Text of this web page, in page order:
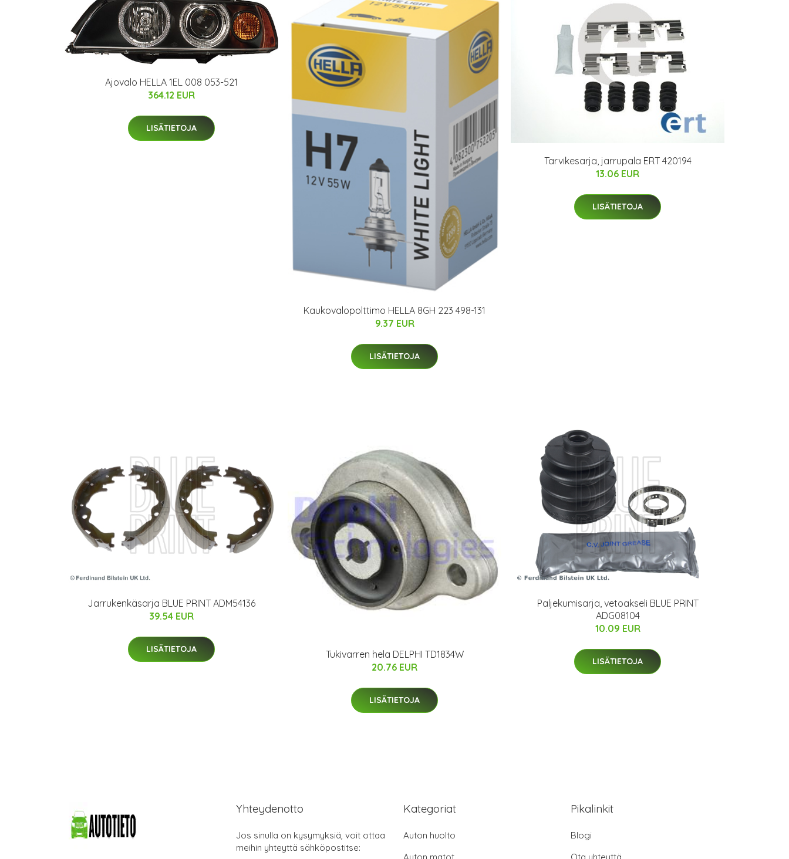
Ajovalo HELLA 1EL 008 053-521
364.12 EUR
LISÄTIETOJA
Kaukovalopolttimo HELLA 8GH 223 498-131
9.37 EUR
LISÄTIETOJA
Tarvikesarja, jarrupala ERT 420194
13.06 EUR
LISÄTIETOJA
Jarrukenkäsarja BLUE PRINT ADM54136
39.54 EUR
LISÄTIETOJA
Tukivarren hela DELPHI TD1834W
20.76 EUR
LISÄTIETOJA
Paljekumisarja, vetoakseli BLUE PRINT
ADG08104
10.09 EUR
LISÄTIETOJA
Yhteydenotto
Jos sinulla on kysymyksiä, voit ottaa
meihin yhteyttä sähköpostitse:
Kategoriat
Auton huolto
Pikalinkit
Blogi